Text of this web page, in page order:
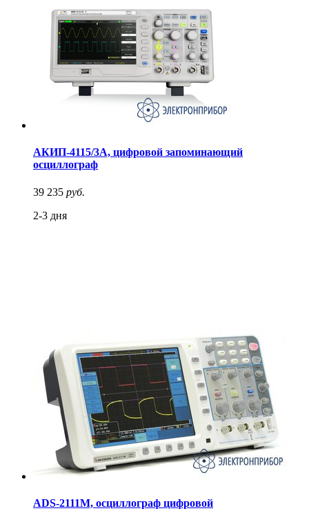
АКИП-4115/3А, цифровой запоминающий
осциллограф
39 235 руб.
2-3 дня
ADS-2111M, осциллограф цифровой